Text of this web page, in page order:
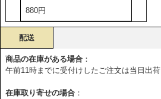
880円
配送
商品の在庫がある場合 ：
午前11時までに受付けしたご注文は当日出荷
在庫取り寄せの場合 ：